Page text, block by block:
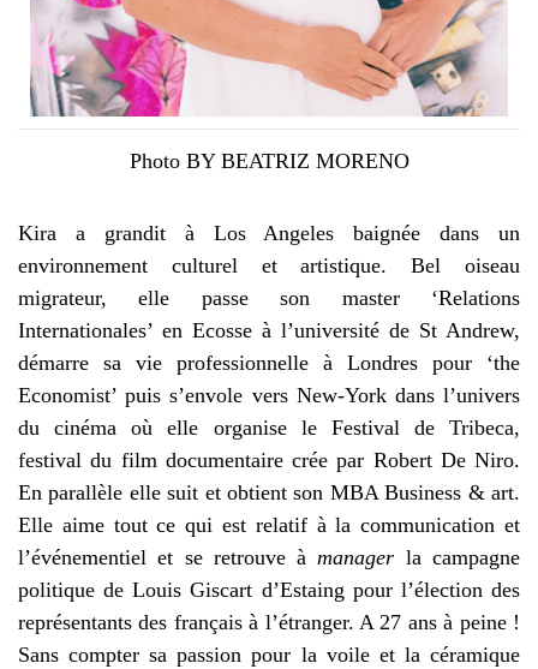
Photo BY BEATRIZ MORENO
Kira a grandit à Los Angeles baignée dans un
environnement culturel et artistique. Bel oiseau
migrateur, elle passe son master ‘Relations
Internationales’ en Ecosse à l’université de St Andrew,
démarre sa vie professionnelle à Londres pour ‘the
Economist’ puis s’envole vers New-York dans l’univers
du cinéma où elle organise le Festival de Tribeca,
festival du film documentaire crée par Robert De Niro.
En parallèle elle suit et obtient son MBA Business & art.
Elle aime tout ce qui est relatif à la communication et
l’événementiel et se retrouve àmanager la campagne
politique de Louis Giscart d’Estaing pour l’élection des
représentants des français à l’étranger. A 27 ans à peine !
Sans compter sa passion pour la voile et la céramique